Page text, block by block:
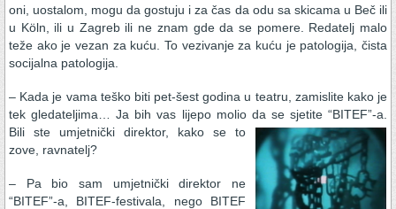
oni, uostalom, mogu da gostuju i za čas da odu sa skicama u Beč ili
u Köln, ili u Zagreb ili ne znam gde da se pomere. Redatelj malo
teže ako je vezan za kuću. To vezivanje za kuću je patologija, čista
socijalna patologija.
– Kada je vama teško biti pet-šest godina u teatru, zamislite kako je
tek gledateljima… Ja bih vas lijepo molio da se sjetite “BITEF”-a.
Bili ste umjetnički direktor, kako se to
zove, ravnatelj?
– Pa bio sam umjetnički direktor ne
“BITEF”-a, BITEF-festivala, nego BITEF